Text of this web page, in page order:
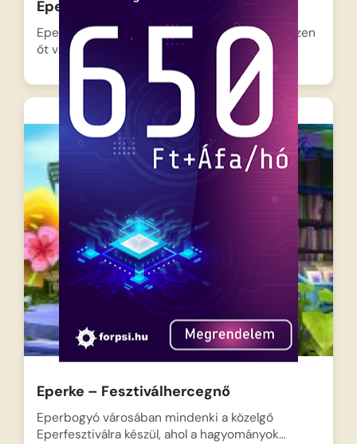
Eperke – Ünnepi felvonulás
Eperke nagy megtiszteltetésben részesül, hiszen
őt választják a Bogyóvárosi Tavaszi…
Eperke – Fesztiválhercegnő
Eperbogyó városában mindenki a közelgő
Eperfesztiválra készül, ahol a hagyományok…